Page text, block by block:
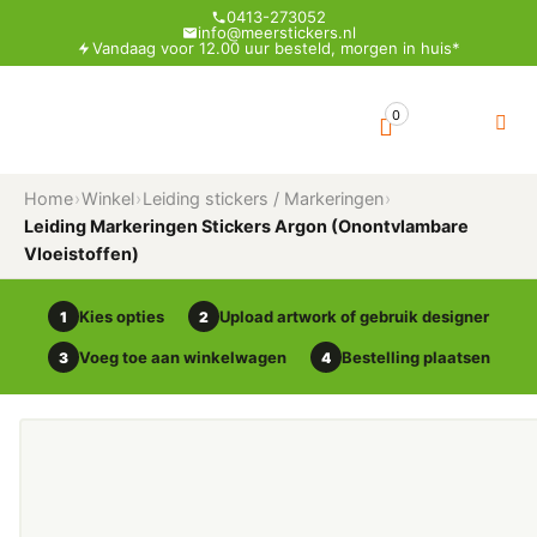
0413-273052
info@meerstickers.nl
Vandaag voor 12.00 uur besteld, morgen in huis*
0
Home›Winkel›Leiding stickers / Markeringen›
Leiding Markeringen Stickers Argon (Onontvlambare
Vloeistoffen)
1 Kies opties 2 Upload artwork of gebruik designer
3 Voeg toe aan winkelwagen 4 Bestelling plaatsen